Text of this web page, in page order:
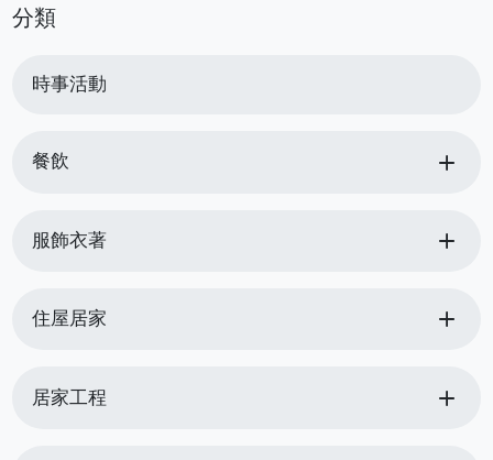
分類
時事活動
餐飲 add
服飾衣著 add
住屋居家 add
居家工程 add